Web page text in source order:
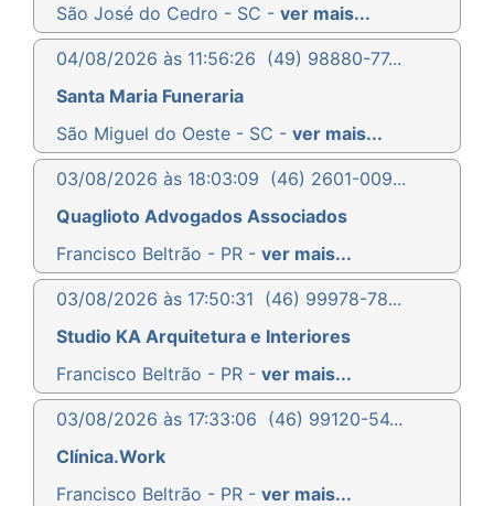
São José do Cedro - SC - ver mais...
04/08/2026 às 11:56:26 (49) 98880-77...
Santa Maria Funeraria
São Miguel do Oeste - SC - ver mais...
03/08/2026 às 18:03:09 (46) 2601-009...
Quaglioto Advogados Associados
Francisco Beltrão - PR - ver mais...
03/08/2026 às 17:50:31 (46) 99978-78...
Studio KA Arquitetura e Interiores
Francisco Beltrão - PR - ver mais...
03/08/2026 às 17:33:06 (46) 99120-54...
Clínica.Work
Francisco Beltrão - PR - ver mais...